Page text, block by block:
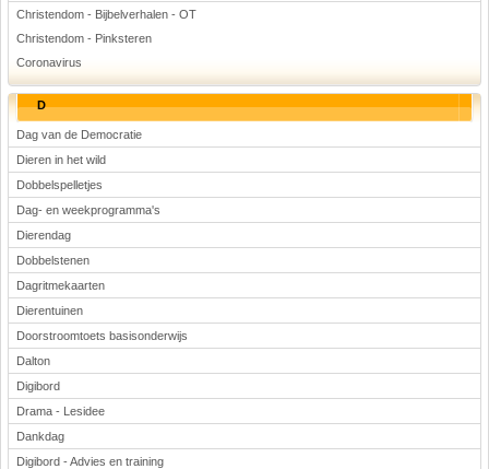
Christendom - Bijbelverhalen - OT
Christendom - Pinksteren
Coronavirus
D
Dag van de Democratie
Dieren in het wild
Dobbelspelletjes
Dag- en weekprogramma's
Dierendag
Dobbelstenen
Dagritmekaarten
Dierentuinen
Doorstroomtoets basisonderwijs
Dalton
Digibord
Drama - Lesidee
Dankdag
Digibord - Advies en training